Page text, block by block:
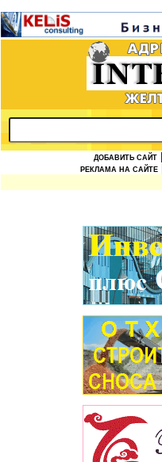
ДОБАВИТЬ САЙТ
РЕКЛАМА НА САЙТЕ